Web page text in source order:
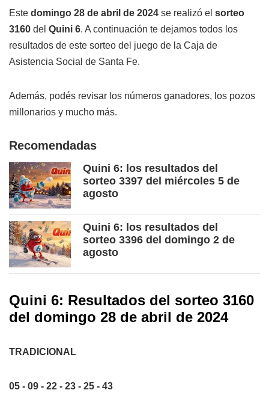
Este domingo 28 de abril de 2024 se realizó el sorteo
3160 del Quini 6. A continuación te dejamos todos los
resultados de este sorteo del juego de la Caja de
Asistencia Social de Santa Fe.
Además, podés revisar los números ganadores, los pozos
millonarios y mucho más.
Recomendadas
Quini 6: los resultados del
sorteo 3397 del miércoles 5 de
agosto
Quini 6: los resultados del
sorteo 3396 del domingo 2 de
agosto
Quini 6: Resultados del sorteo 3160
del domingo 28 de abril de 2024
TRADICIONAL
05 - 09 - 22 - 23 - 25 - 43